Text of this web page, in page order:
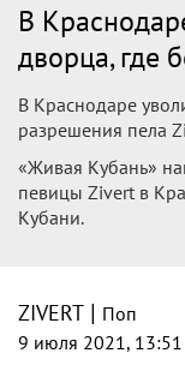
В
дворца, где
В Краснодаре
разрешения пела
«Живая Кубань»
певицы Zivert в
Кубани.
ZIVERT | Поп
9 июля 2021, 13:51